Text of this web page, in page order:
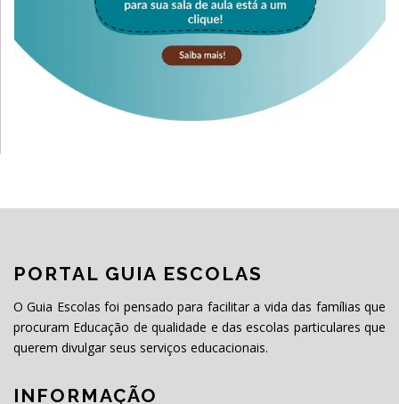
PORTAL GUIA ESCOLAS
O Guia Escolas foi pensado para facilitar a vida das famílias que
procuram Educação de qualidade e das escolas particulares que
querem divulgar seus serviços educacionais.
INFORMAÇÃO